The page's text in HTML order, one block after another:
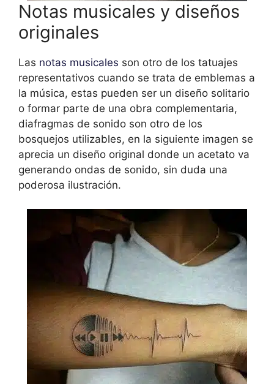
Notas musicales y diseños
originales
Las notas musicales son otro de los tatuajes
representativos cuando se trata de emblemas a
la música, estas pueden ser un diseño solitario
o formar parte de una obra complementaria,
diafragmas de sonido son otro de los
bosquejos utilizables, en la siguiente imagen se
aprecia un diseño original donde un acetato va
generando ondas de sonido, sin duda una
poderosa ilustración.